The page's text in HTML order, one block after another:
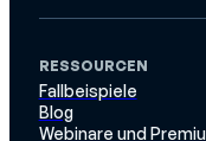
RESSOURCEN
Fallbeispiele
Blog
Webinare und